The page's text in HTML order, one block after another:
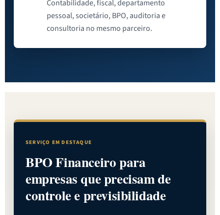
Contabilidade, fiscal, departamento
pessoal, societário, BPO, auditoria e
consultoria no mesmo parceiro.
SERVIÇO EM DESTAQUE
BPO Financeiro para
empresas que precisam de
controle e previsibilidade